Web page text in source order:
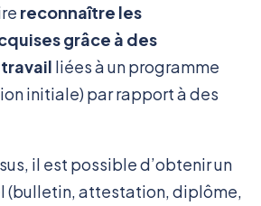
reconnaître les
grâce à des
liées à un programme
initiale) par rapport à des
il est possible d’obtenir un
(bulletin, attestation, diplôme,